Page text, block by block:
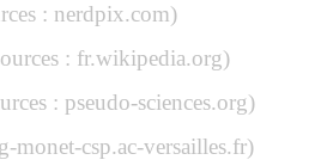
: nerdpix.com)
: fr.wikipedia.org)
: pseudo-sciences.org)
monet-csp.ac-versailles.fr)